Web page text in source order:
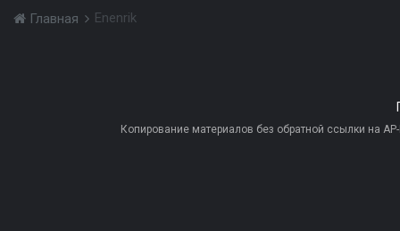
Главная Enenrik
Копирование материалов без обратной ссылки на